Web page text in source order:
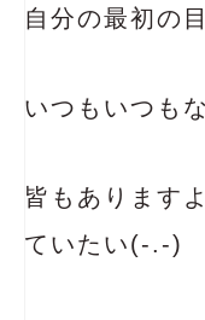
自分の最初の
いつもいつも
皆もあります
ていたい(-.-)